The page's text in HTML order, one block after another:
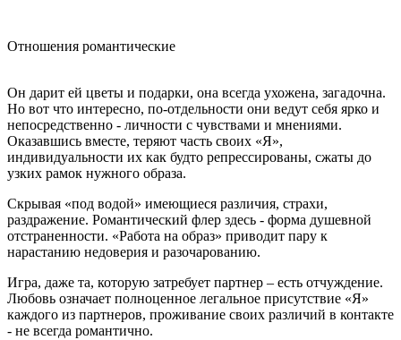
Отношения романтические
Он дарит ей цветы и подарки, она всегда ухожена, загадочна.
Но вот что интересно, по-отдельности они ведут себя ярко и
непосредственно - личности с чувствами и мнениями.
Оказавшись вместе, теряют часть своих «Я»,
индивидуальности их как будто репрессированы, сжаты до
узких рамок нужного образа.
Скрывая «под водой» имеющиеся различия, страхи,
раздражение. Романтический флер здесь - форма душевной
отстраненности. «Работа на образ» приводит пару к
нарастанию недоверия и разочарованию.
Игра, даже та, которую затребует партнер – есть отчуждение.
Любовь означает полноценное легальное присутствие «Я»
каждого из партнеров, проживание своих различий в контакте
- не всегда романтично.